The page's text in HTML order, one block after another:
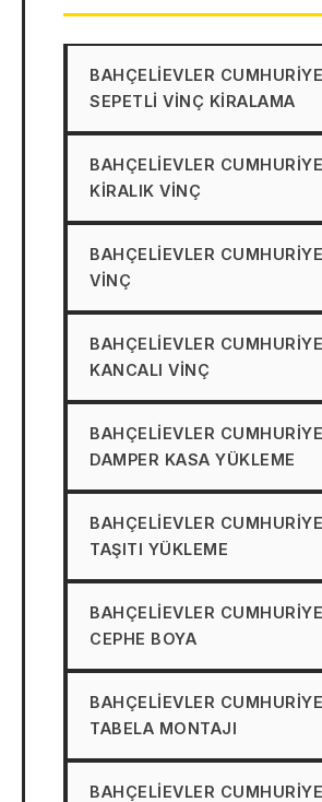
BAHÇELIEVLER
SEPETLI VINÇ KIRALAMA
BAHÇELIEVLER
KIRALIK VINÇ
BAHÇELIEVLER
VINÇ
BAHÇELIEVLER
KANCALI VINÇ
BAHÇELIEVLER
DAMPER KASA YÜKLEME
BAHÇELIEVLER
TAŞITI YÜKLEME
BAHÇELIEVLER
CEPHE BOYA
BAHÇELIEVLER
TABELA MONTAJI
BAHÇELIEVLER